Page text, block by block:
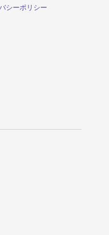
シーポリシー